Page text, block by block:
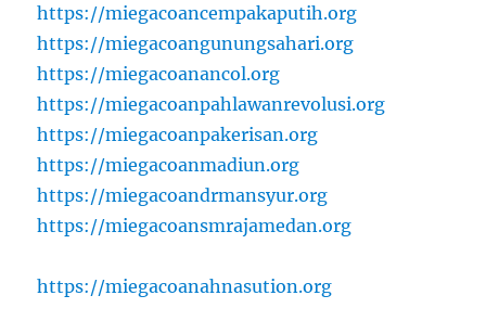
https://miegacoancempakaputih.org
https://miegacoangunungsahari.org
https://miegacoanancol.org
https://miegacoanpahlawanrevolusi.org
https://miegacoanpakerisan.org
https://miegacoanmadiun.org
https://miegacoandrmansyur.org
https://miegacoansmrajamedan.org
https://miegacoanahnasution.org